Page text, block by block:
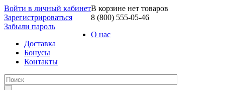
Войти в личный кабинет
Зарегистрироваться
Забыли пароль
В корзине нет товаров
8 (800) 555-05-46
О нас
Доставка
Бонусы
Контакты